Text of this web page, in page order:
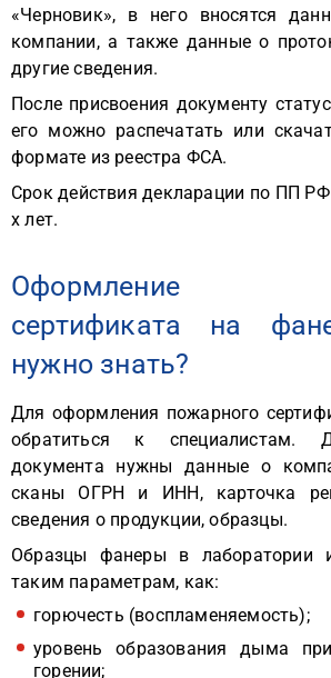
«Черновик», в него вносятся
компании, а также данные о
другие сведения.
После присвоения документу
его можно распечатать или
формате из реестра ФСА.
Срок действия декларации по ПП
х лет.
Оформление
сертификата на
нужно знать?
Для оформления пожарного
обратиться к специалистам.
документа нужны данные о
сканы ОГРН и ИНН, карточка
сведения о продукции, образцы.
Образцы фанеры в лаборатории
таким параметрам, как:
горючесть (воспламеняемость);
уровень образования дыма
горении;